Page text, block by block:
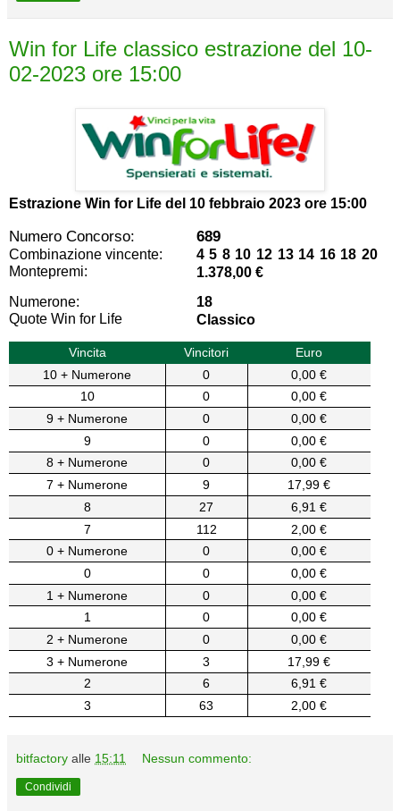
Win for Life classico estrazione del 10-
02-2023 ore 15:00
Estrazione Win for Life del 10 febbraio 2023 ore 15:00
Numero Concorso: 689
Combinazione vincente:
4 5 8 10 12 13 14 16 18 20
Montepremi:
1.378,00 €
Numerone:
18
Quote Win for Life
Classico
Vincita Vincitori
Euro
10 + Numerone
0
0,00 €
10
0
0,00 €
9 + Numerone
0
0,00 €
9
0
0,00 €
8 + Numerone
0
0,00 €
7 + Numerone
9
17,99 €
8
27
6,91 €
7
112
2,00 €
0 + Numerone
0
0,00 €
0
0
0,00 €
1 + Numerone
0
0,00 €
1
0
0,00 €
2 + Numerone
0
0,00 €
3 + Numerone
3
17,99 €
2
6
6,91 €
3
63 2,00 €
bitfactory alle 15:11 Nessun commento:
Condividi